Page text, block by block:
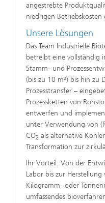
angestrebte
niedrigen Betriebskosten
Unsere Lösungen
Das Team Industrielle
betreibt eine vollständig
Stamm- und
(bis zu 10 m³) bis hin zu
Prozesstransfer –
Prozessketten von
entwerfen und
unter Verwendung von
CO2 als alternative
Transformation zur
Ihr Vorteil: Von der
Labor bis zur
Kilogramm- oder
umfassendes